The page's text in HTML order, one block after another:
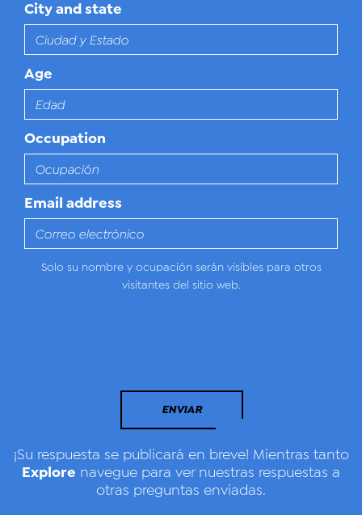
City and state
Age
Occupation
Email address
Solo su nombre y ocupación serán visibles para otros
visitantes del sitio web.
ENVIAR
¡Su respuesta se publicará en breve! Mientras tanto
Explore navegue para ver nuestras respuestas a
otras preguntas enviadas.